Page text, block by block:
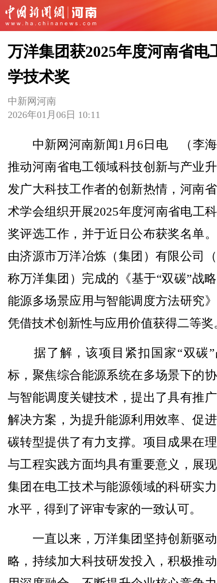
万洋集团获2025年度河南省电
学技术奖
中新网河南
2026年01月06日 10:11
中新网河南新闻1月6日电 （李海
推动河南省电工领域科技创新与产业
发广大科技工作者的创新热情，河南
术学会组织开展2025年度河南省电工
奖评选工作，并于近日公布获奖名单
由济源市万洋冶炼（集团）有限公司
称万洋集团）完成的《基于“双碳”战
能源多场景应用与智能调度方法研究
凭借技术创新性与应用价值获得二等奖
据了解，该项目紧扣国家“双碳”
标，聚焦综合能源系统在多场景下的
与智能调度关键技术，提出了具有推
解决方案，为提升能源利用效率、促
碳转型提供了有力支撑。项目成果在
与工程实践方面均具有重要意义，展
集团在电工技术与能源领域的科研实
水平，得到了评审专家的一致认可。
一直以来，万洋集团坚持创新驱
略，持续加大科技研发投入，积极推